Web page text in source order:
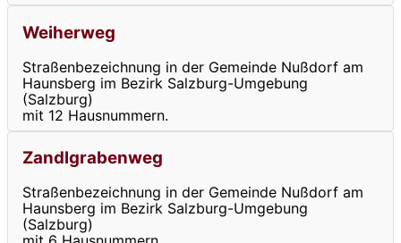
Weiherweg
Straßenbezeichnung in der Gemeinde Nußdorf am
Haunsberg im Bezirk Salzburg-Umgebung
(Salzburg)
mit 12 Hausnummern.
Zandlgrabenweg
Straßenbezeichnung in der Gemeinde Nußdorf am
Haunsberg im Bezirk Salzburg-Umgebung
(Salzburg)